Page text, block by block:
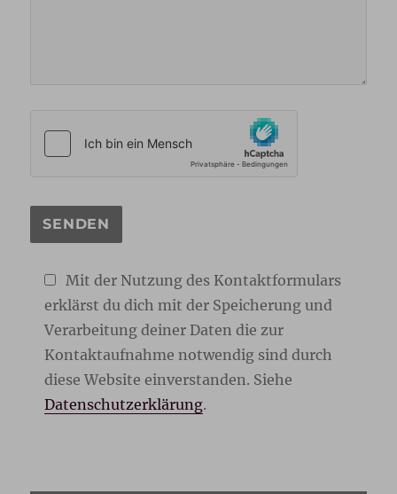
Mit der Nutzung des Kontaktformulars
erklärst du dich mit der Speicherung und
Verarbeitung deiner Daten die zur
Kontaktaufnahme notwendig sind durch
diese Website einverstanden. Siehe
Datenschutzerklärung.